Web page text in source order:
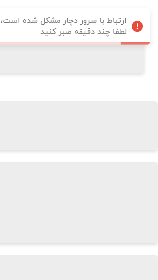
ارتباط با سرور دچار مشکل شده است،
لطفا چند دقیقه صبر کنید